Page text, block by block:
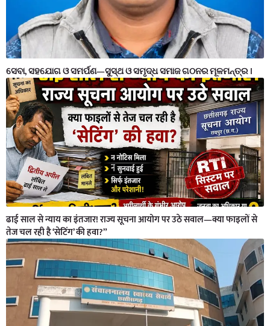
ସେବା, ସହଯୋଗ ଓ ସମର୍ପଣ—ସୁସ୍ଥ ଓ ସମୃଦ୍ଧ ସମାଜ ଗଠନର ମୂଳମନ୍ତ୍ର ।
ढाई साल से न्याय का इंतजार! राज्य सूचना आयोग पर उठे सवाल—क्या फाइलों से
तेज चल रही है ‘सेटिंग’ की हवा?”